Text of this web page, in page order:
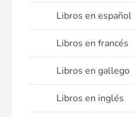
Libros en español
Libros en francés
Libros en gallego
Libros en inglés